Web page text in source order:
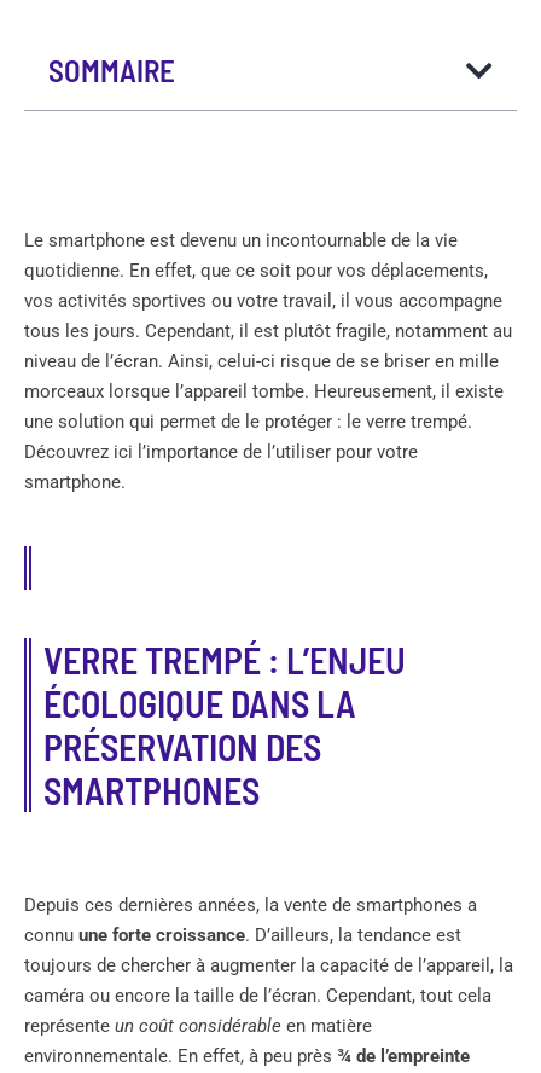
SOMMAIRE
Le smartphone est devenu un incontournable de la vie
quotidienne. En effet, que ce soit pour vos déplacements,
vos activités sportives ou votre travail, il vous accompagne
tous les jours. Cependant, il est plutôt fragile, notamment au
niveau de l’écran. Ainsi, celui-ci risque de se briser en mille
morceaux lorsque l’appareil tombe. Heureusement, il existe
une solution qui permet de le protéger : le verre trempé.
Découvrez ici l’importance de l’utiliser pour votre
smartphone.
VERRE TREMPÉ : L’ENJEU
ÉCOLOGIQUE DANS LA
PRÉSERVATION DES
SMARTPHONES
Depuis ces dernières années, la vente de smartphones a
connu une forte croissance. D’ailleurs, la tendance est
toujours de chercher à augmenter la capacité de l’appareil, la
caméra ou encore la taille de l’écran. Cependant, tout cela
représente un coût considérable en matière
environnementale. En effet, à peu près ¾ de l’empreinte